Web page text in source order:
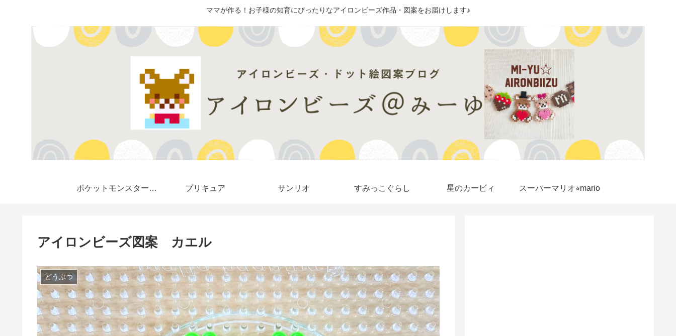
ママが作る！お子様の知育にぴったりなアイロンビーズ作品・図案をお届けします♪
ポケットモンスター★ プリキュア サンリオ すみっこぐらし 星のカービィ スーパーマリオ⭐︎mario
アイロンビーズ図案 カエル
どうぶつ